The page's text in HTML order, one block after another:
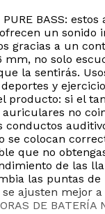
PURE BASS:
un sonido
gracias a un
mm, no solo
la sentirás.
y ejercicio
producto: si el
no
conductos
se colocan
que no
de las
las puntas
ajusten mejor
DE